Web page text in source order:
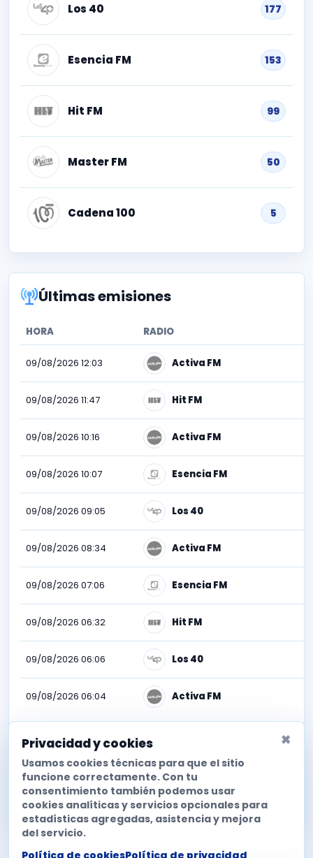
Los 40 177
Esencia FM 153
Hit FM 99
Master FM 50
Cadena 100 5
Últimas emisiones
HORA RADIO
09/08/2026 12:03 Activa FM
09/08/2026 11:47 Hit FM
09/08/2026 10:16 Activa FM
09/08/2026 10:07 Esencia FM
09/08/2026 09:05 Los 40
09/08/2026 08:34 Activa FM
09/08/2026 07:06 Esencia FM
09/08/2026 06:32 Hit FM
09/08/2026 06:06 Los 40
09/08/2026 06:04 Activa FM
Descubre todas las emisiones
Para esta canción puedes activar la monitorización avanzada
y consultar todas las estadísticas de difusión en las emisoras
españolas detectadas.
×
Privacidad y cookies
Usamos cookies técnicas para que el sitio
funcione correctamente. Con tu
consentimiento también podemos usar
cookies analíticas y servicios opcionales para
estadísticas agregadas, asistencia y mejora
del servicio.
Política de cookiesPolítica de privacidad